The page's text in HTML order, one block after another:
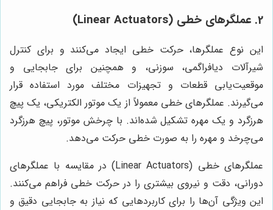
2. عملگرهای خطی (Linear Actuators)
این نوع عملگرها، حرکت خطی ایجاد می‌کنند و برای کنترل
شیرآلات دیافراگمی، سوزنی، و همچنین برای جابجایی و
موقعیت‌یابی قطعات و تجهیزات مختلف مورد استفاده قرار
می‌گیرند. عملگرهای خطی معمولاً از یک موتور الکتریکی، یک پیچ
هرزگرد و یک مهره تشکیل شده‌اند. با چرخش موتور، پیچ هرزگرد
می‌چرخد و مهره را به صورت خطی حرکت می‌دهد.
عملگرهای خطی (Linear Actuators) در مقایسه با عملگرهای
دورانی، دقت و نیروی بیشتری را در حرکت خطی فراهم می‌کنند.
این ویژگی آن‌ها را برای کاربردهایی که نیاز به جابجایی دقیق و